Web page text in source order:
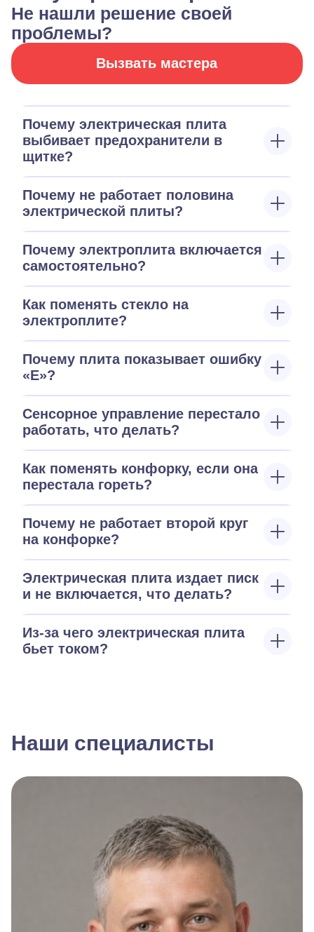
Не нашли решение своей
проблемы?
Вызвать мастера
Почему электрическая плита
выбивает предохранители в
щитке?
Почему не работает половина
электрической плиты?
Почему электроплита включается
самостоятельно?
Как поменять стекло на
электроплите?
Почему плита показывает ошибку
«E»?
Сенсорное управление перестало
работать, что делать?
Как поменять конфорку, если она
перестала гореть?
Почему не работает второй круг
на конфорке?
Электрическая плита издает писк
и не включается, что делать?
Из-за чего электрическая плита
бьет током?
Наши специалисты